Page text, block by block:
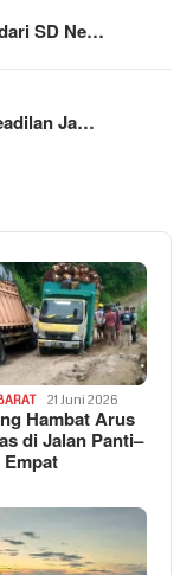
SD Ne…
Ja…
21 Juni 2026
Hambat Arus
di Jalan Panti–